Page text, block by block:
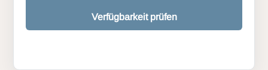
Verfügbarkeit prüfen